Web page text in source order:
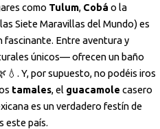
como Tulum, Cobá o la
Siete Maravillas del Mundo) es
fascinante. Entre aventura y
únicos— ofrecen un baño
Y, por supuesto, no podéis iros
tamales, el guacamole casero
es un verdadero festín de
este país.